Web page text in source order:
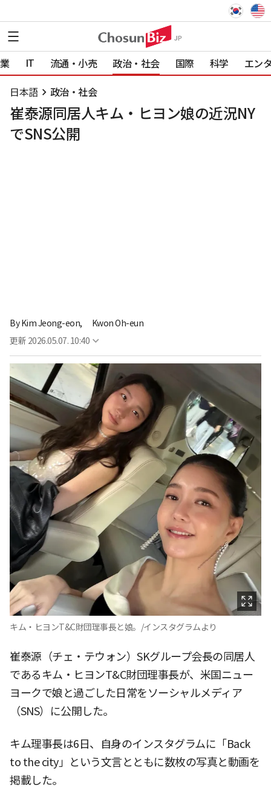
IT 流通・小売 政治・社会 国際 科学 エン
日本語 政治・社会
崔泰源同居人キム・ヒヨン娘の近況NY
でSNS公開
ByKim Jeong-eon,
Kwon Oh-eun
更新 2026.05.07. 10:40
キム・ヒヨンT&C財団理事長と娘。/インスタグラムより
崔泰源（チェ・テウォン）SKグループ会長の同居人
であるキム・ヒヨンT&C財団理事長が、米国ニュー
ヨークで娘と過ごした日常をソーシャルメディア
（SNS）に公開した。
キム理事長は6日、自身のインスタグラムに「Back
to the city」という文言とともに数枚の写真と動画を
掲載した。